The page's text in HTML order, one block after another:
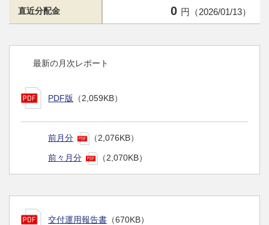
直近分配金 0 円（2026/01/13）
最新の月次レポート
PDF版 （2,059KB）
前月分 （2,076KB）
前々月分 （2,070KB）
交付運用報告書 （670KB）